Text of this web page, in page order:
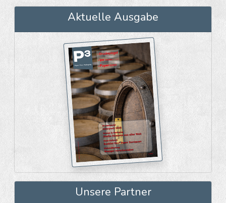
Aktuelle Ausgabe
Unsere Partner